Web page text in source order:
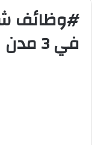
#وظائف
في 3 مدن